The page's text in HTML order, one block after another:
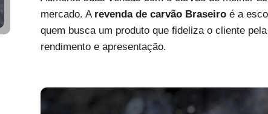
mercado. A revenda de carvão Braseiroé a
quem busca um produto que fideliza o cliente
rendimento e apresentação.